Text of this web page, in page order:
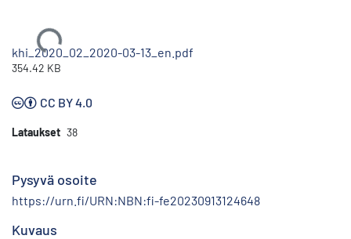
Ladataan...
khi_2020_02_2020-03-13_en.pdf
354.42 KB
CC BY 4.0
Lataukset 38
Pysyvä osoite
https://urn.fi/URN:NBN:fi-fe20230913124648
Kuvaus